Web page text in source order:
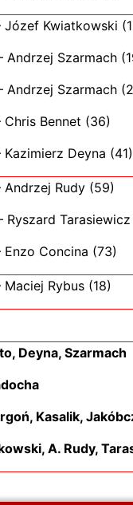
Józef Kwiatkowski
Andrzej Szarmach
Andrzej Szarmach
Chris Bennet (36)
Kazimierz Deyna (41)
Andrzej Rudy (59)
Ryszard
Enzo Concina (73)
Maciej Rybus (18)
Deyna, Szarmach
Kasalik,
A. Rudy,